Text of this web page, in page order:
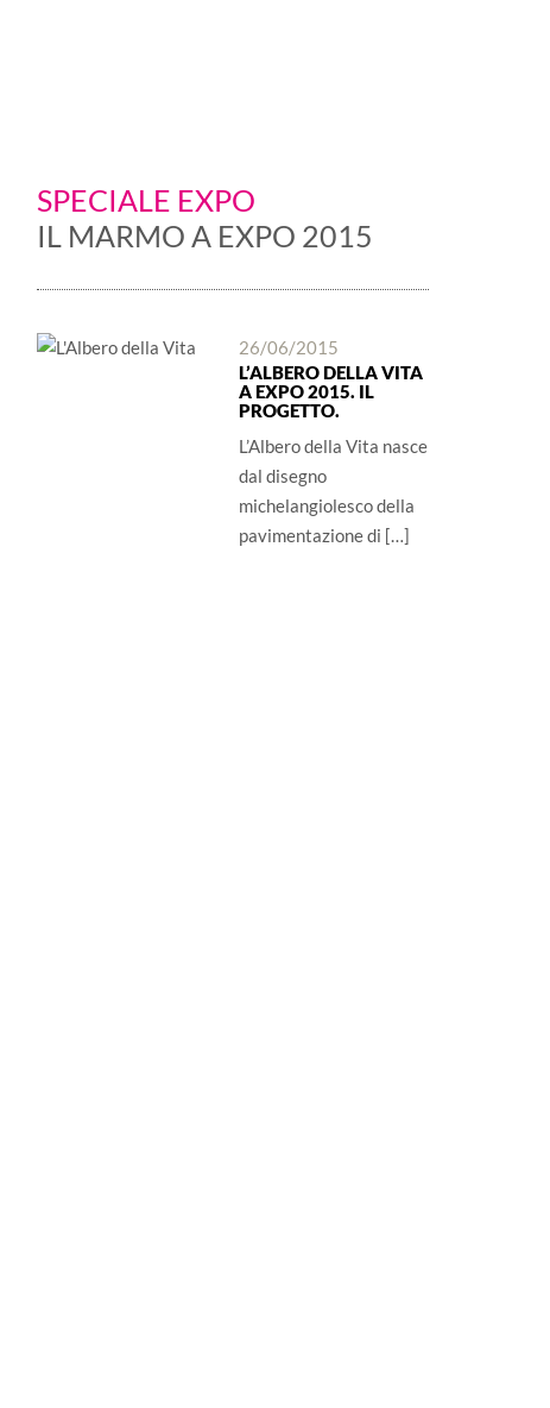
SPECIALE EXPO
IL MARMO A EXPO 2015
26/06/2015
L’ALBERO DELLA VITA
A EXPO 2015. IL
PROGETTO.
L’Albero della Vita nasce
dal disegno
michelangiolesco della
pavimentazione di […]